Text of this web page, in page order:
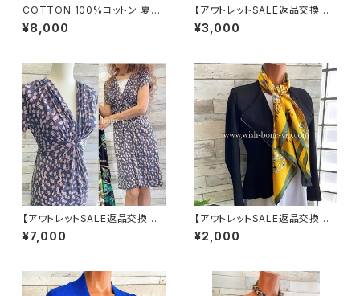
COTTON 100%コットン 夏の
ストール インポート大判・ロング
ストール・通気性・肌触り良いス
¥8,000
【アウトレットSALE返品交換不
可8/20まで】イタリア/ITALYイ
ンポート 大判ストール・SILK F
¥3,000
【アウトレットSALE返品交換不
可フランス製インポートワンピー
ス｜FIFILLES de PARIS フィ
ワンピース/シック(T2)(T3)
¥7,000
【アウトレットSALE返品交換不
可8/20まで】【フランスインポー
ト】 90cm大判スクエア 室内ス
¥2,000